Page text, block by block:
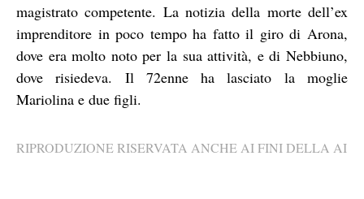
magistrato competente. La notizia della morte dell’ex
imprenditore in poco tempo ha fatto il giro di Arona,
dove era molto noto per la sua attività, e di Nebbiuno,
dove risiedeva. Il 72enne ha lasciato la moglie
Mariolina e due figli.
RIPRODUZIONE RISERVATA ANCHE AI FINI DELLA AI